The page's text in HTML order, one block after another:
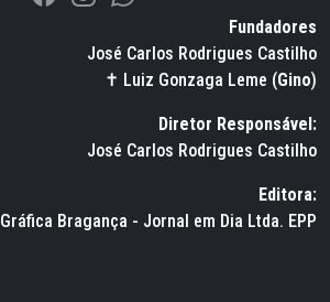
Fundadores
José Carlos Rodrigues Castilho
✝ Luiz Gonzaga Leme (Gino)
Diretor Responsável:
José Carlos Rodrigues Castilho
Editora:
Gráfica Bragança - Jornal em Dia Ltda. EPP